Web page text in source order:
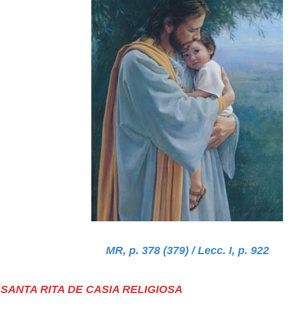
MR, p. 378 (379) / Lecc. I, p. 922
SANTA RITA DE CASIA RELIGIOSA